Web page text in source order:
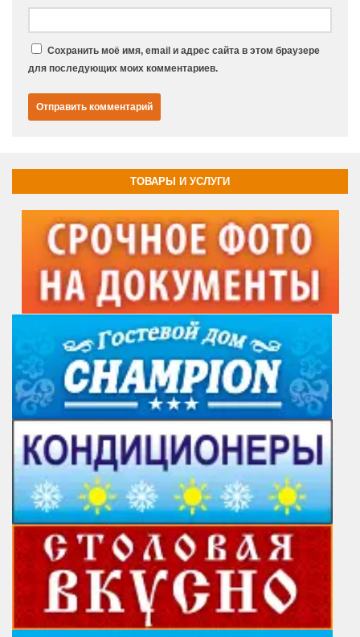
Сохранить моё имя, email и адрес сайта в этом браузере
для последующих моих комментариев.
ТОВАРЫ И УСЛУГИ